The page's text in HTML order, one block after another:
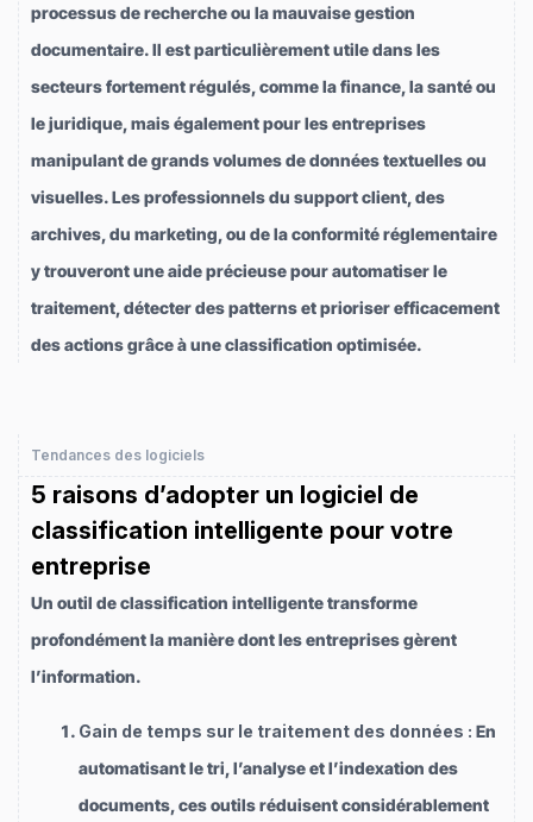
processus de recherche ou la mauvaise gestion
documentaire. Il est particulièrement utile dans les
secteurs fortement régulés, comme la finance, la santé ou
le juridique, mais également pour les entreprises
manipulant de grands volumes de données textuelles ou
visuelles. Les professionnels du support client, des
archives, du marketing, ou de la conformité réglementaire
y trouveront une aide précieuse pour automatiser le
traitement, détecter des patterns et prioriser efficacement
des actions grâce à une classification optimisée.
Tendances des logiciels
5 raisons d’adopter un logiciel de
classification intelligente pour votre
entreprise
Un outil de classification intelligente transforme
profondément la manière dont les entreprises gèrent
l’information.
Gain de temps sur le traitement des données : En
automatisant le tri, l’analyse et l’indexation des
documents, ces outils réduisent considérablement